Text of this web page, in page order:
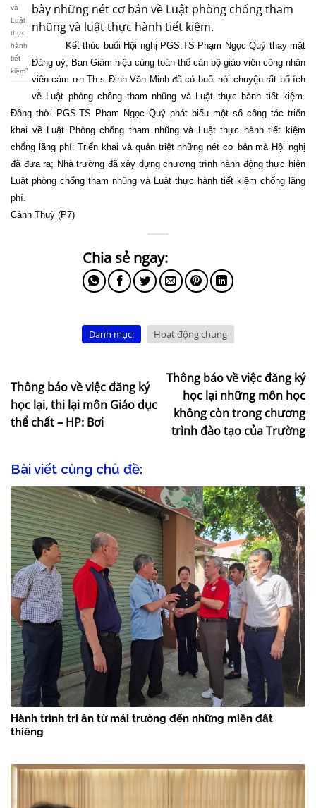
và
Luật
thực
hành
tiết
kiệm”
bày những nét cơ bản về Luật phòng chống tham
nhũng và luật thực hành tiết kiệm.
Kết thúc buổi Hội nghị PGS.TS Phạm Ngọc Quý thay mặt
Đảng uỷ, Ban Giám hiệu cùng toàn thể cán bộ giáo viên công nhân
viên cám ơn Th.s Đinh Văn Minh đã có buổi nói chuyện rất bổ ích
về Luật phòng chống tham nhũng và Luật thực hành tiết kiệm.
Đồng thời PGS.TS Phạm Ngọc Quý phát biểu một số công tác triển
khai về Luật Phòng chống tham nhũng và Luật thực hành tiết kiệm
chống lãng phí: Triển khai và quán triệt những nét cơ bản mà Hội nghị
đã đưa ra; Nhà trường đã xây dựng chương trình hành động thực hiện
Luật phòng chống tham nhũng và Luật thực hành tiết kiệm chống lãng
phí.
Cảnh Thuỳ (P7)
Danh mục: Hoạt động chung
Thông báo về việc đăng ký
học lại, thi lại môn Giáo dục
thể chất – HP: Bơi
Thông báo về việc đăng ký
học lại những môn học
không còn trong chương
trình đào tạo của Trường
Bài viết cùng chủ đề:
Hành trình tri ân từ mái trường đến những miền đất
thiêng